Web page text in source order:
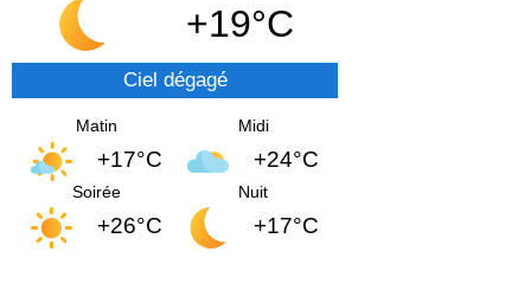
+19°C
Ciel dégagé
Matin
+17°C
Midi
+24°C
Soirée
+26°C
Nuit
+17°C